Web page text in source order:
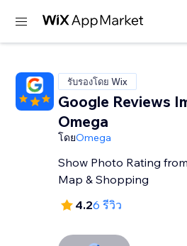
รับรองโดย Wix
Google Reviews
Omega
โดยOmega
Show Photo Rating
Map & Shopping
4.26 รีวิว